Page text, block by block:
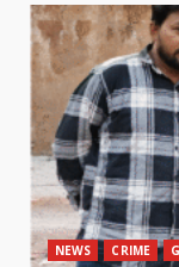
NEWS CRIME